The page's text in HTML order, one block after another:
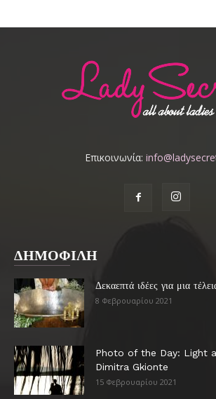
Επικοινωνία:
ΔΗΜΟΦΙΛΗ
Δεκαεπτά ιδέες για μια
8 Φεβρουαρίου 2021
Photo of the Day: Light
Dimitra Gkionte
15 Φεβρουαρίου 2021